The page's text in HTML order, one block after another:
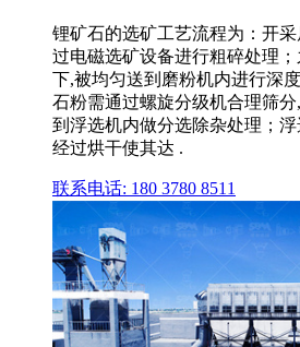
锂矿石的选矿工艺流程为：开
过电磁选矿设备进行粗碎处理
下,被均匀送到磨粉机内进行深
石粉需通过螺旋分级机合理筛
到浮选机内做分选除杂处理；
经过烘干使其达 .
联系电话: 180 3780 8511